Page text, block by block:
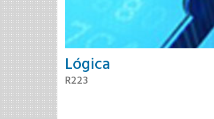
Lógica
R223